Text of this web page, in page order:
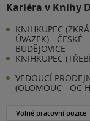
Kariéra v Knihy
KNIHKUPEC
ÚVAZEK) - ČESKÉ
BUDĚJOVICE
KNIHKUPEC
VEDOUCÍ
(OLOMOUC - OC
Volné pracovní pozice